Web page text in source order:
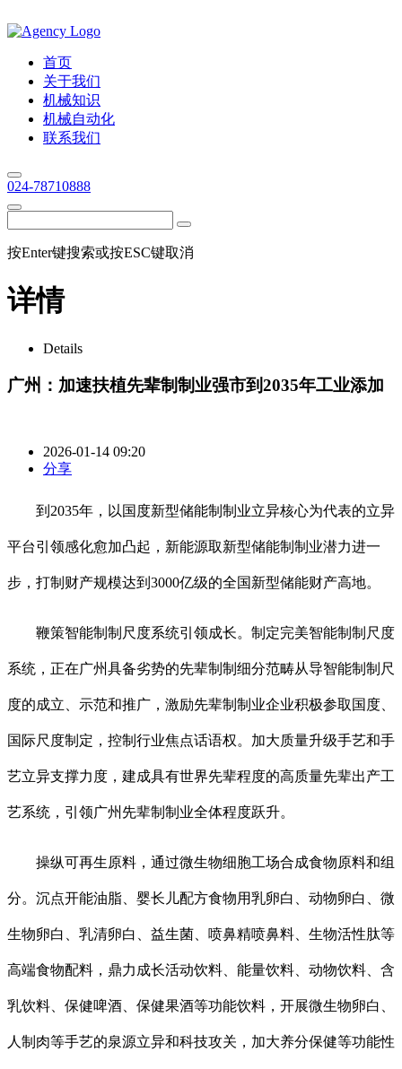
首页
关于我们
机械知识
机械自动化
联系我们
024-78710888
按Enter键搜索或按ESC键取消
详情
Details
广州：加速扶植先辈制制业强市到2035年工业添加
2026-01-14 09:20
分享
到2035年，以国度新型储能制制业立异核心为代表的立异
平台引领感化愈加凸起，新能源取新型储能制制业潜力进一
步，打制财产规模达到3000亿级的全国新型储能财产高地。
鞭策智能制制尺度系统引领成长。制定完美智能制制尺度
系统，正在广州具备劣势的先辈制制细分范畴从导智能制制尺
度的成立、示范和推广，激励先辈制制业企业积极参取国度、
国际尺度制定，控制行业焦点话语权。加大质量升级手艺和手
艺立异支撑力度，建成具有世界先辈程度的高质量先辈出产工
艺系统，引领广州先辈制制业全体程度跃升。
操纵可再生原料，通过微生物细胞工场合成食物原料和组
分。沉点开能油脂、婴长儿配方食物用乳卵白、动物卵白、微
生物卵白、乳清卵白、益生菌、喷鼻精喷鼻料、生物活性肽等
高端食物配料，鼎力成长活动饮料、能量饮料、动物饮料、含
乳饮料、保健啤酒、保健果酒等功能饮料，开展微生物卵白、
人制肉等手艺的泉源立异和科技攻关，加大养分保健等功能性